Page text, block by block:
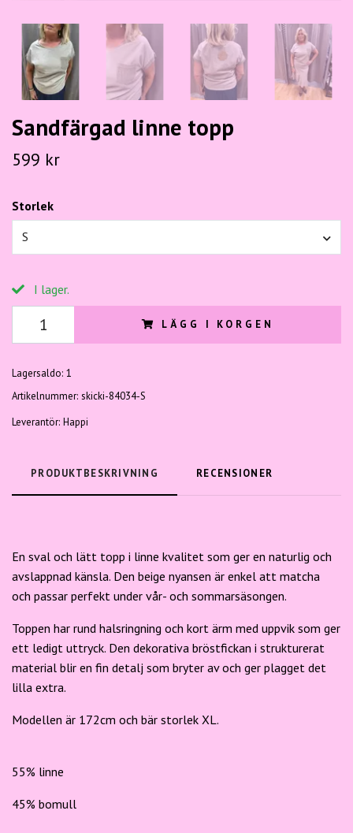
Sandfärgad linne topp
599 kr
Storlek
S
I lager.
LÄGG I KORGEN
Lagersaldo: 1
Artikelnummer: skicki-84034-S
Leverantör: Happi
PRODUKTBESKRIVNING RECENSIONER
En sval och lätt topp i linne kvalitet som ger en naturlig och
avslappnad känsla. Den beige nyansen är enkel att matcha
och passar perfekt under vår- och sommarsäsongen.
Toppen har rund halsringning och kort ärm med uppvik som ger
ett ledigt uttryck. Den dekorativa bröstfickan i strukturerat
material blir en fin detalj som bryter av och ger plagget det
lilla extra.
Modellen är 172cm och bär storlek XL.
55% linne
45% bomull